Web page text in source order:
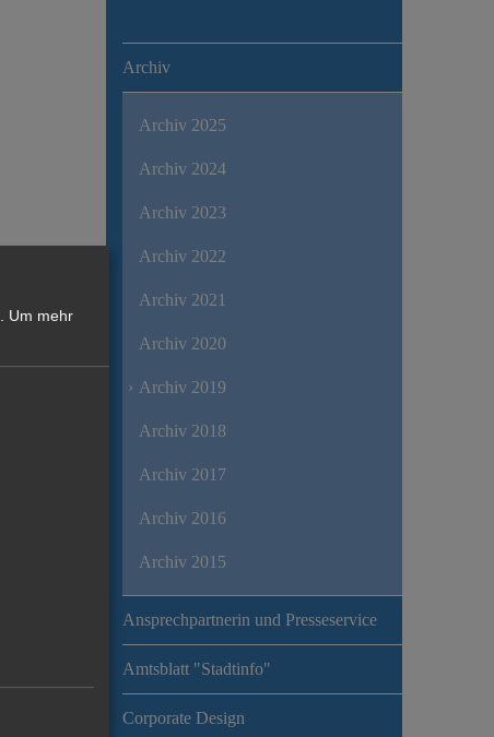
Archiv
Archiv 2025
Archiv 2024
Archiv 2023
Archiv 2022
Archiv 2021
Archiv 2020
Archiv 2019
Archiv 2018
Archiv 2017
Archiv 2016
Archiv 2015
Ansprechpartnerin und Presseservice
Amtsblatt "Stadtinfo"
Corporate Design
Um mehr